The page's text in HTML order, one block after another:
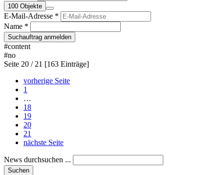
100 Objekte
E-Mail-Adresse *
Name *
Suchauftrag anmelden
#content
#no
Seite 20 / 21 [163 Einträge]
vorherige Seite
1
…
18
19
20
21
nächste Seite
News durchsuchen ...